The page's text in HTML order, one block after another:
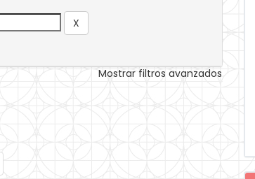
Mostrar filtros avanzados